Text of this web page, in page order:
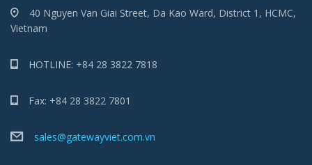
40 Nguyen Van Giai Street, Da Kao Ward, District 1, HCMC,
Vietnam
HOTLINE: +84 28 3822 7818
Fax: +84 28 3822 7801
sales@gatewayviet.com.vn